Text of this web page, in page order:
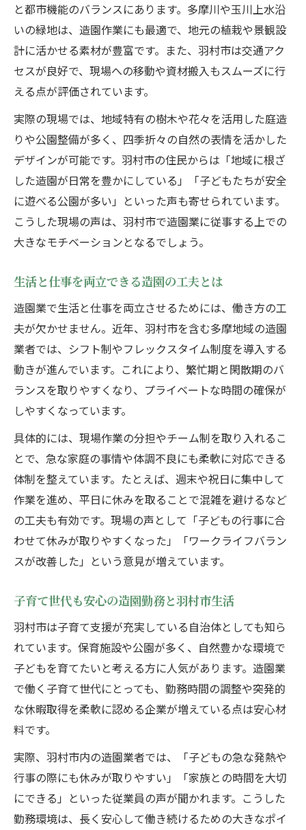
と都市機能のバランスにあります。多摩川や玉川上水沿
いの緑地は、造園作業にも最適で、地元の植栽や景観設
計に活かせる素材が豊富です。また、羽村市は交通アク
セスが良好で、現場への移動や資材搬入もスムーズに行
える点が評価されています。
実際の現場では、地域特有の樹木や花々を活用した庭造
りや公園整備が多く、四季折々の自然の表情を活かした
デザインが可能です。羽村市の住民からは「地域に根ざ
した造園が日常を豊かにしている」「子どもたちが安全
に遊べる公園が多い」といった声も寄せられています。
こうした現場の声は、羽村市で造園業に従事する上での
大きなモチベーションとなるでしょう。
生活と仕事を両立できる造園の工夫とは
造園業で生活と仕事を両立させるためには、働き方の工
夫が欠かせません。近年、羽村市を含む多摩地域の造園
業者では、シフト制やフレックスタイム制度を導入する
動きが進んでいます。これにより、繁忙期と閑散期のバ
ランスを取りやすくなり、プライベートな時間の確保が
しやすくなっています。
具体的には、現場作業の分担やチーム制を取り入れるこ
とで、急な家庭の事情や体調不良にも柔軟に対応できる
体制を整えています。たとえば、週末や祝日に集中して
作業を進め、平日に休みを取ることで混雑を避けるなど
の工夫も有効です。現場の声として「子どもの行事に合
わせて休みが取りやすくなった」「ワークライフバラン
スが改善した」という意見が増えています。
子育て世代も安心の造園勤務と羽村市生活
羽村市は子育て支援が充実している自治体としても知ら
れています。保育施設や公園が多く、自然豊かな環境で
子どもを育てたいと考える方に人気があります。造園業
で働く子育て世代にとっても、勤務時間の調整や突発的
な休暇取得を柔軟に認める企業が増えている点は安心材
料です。
実際、羽村市内の造園業者では、「子どもの急な発熱や
行事の際にも休みが取りやすい」「家族との時間を大切
にできる」といった従業員の声が聞かれます。こうした
勤務環境は、長く安心して働き続けるための大きなポイ